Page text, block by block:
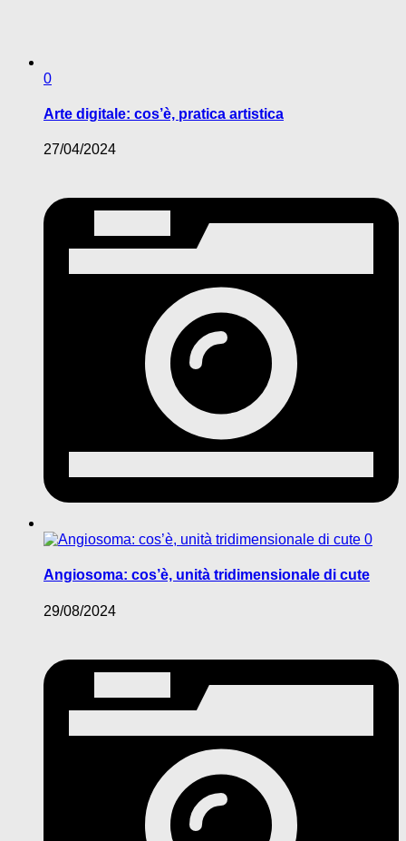
0
Arte digitale: cos’è, pratica artistica
27/04/2024
0
Angiosoma: cos’è, unità tridimensionale di cute
29/08/2024